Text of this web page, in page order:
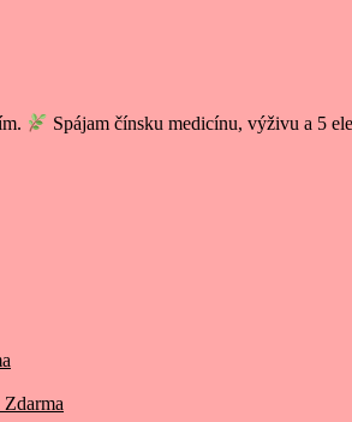
Spájam čínsku medicínu, výživu a 5